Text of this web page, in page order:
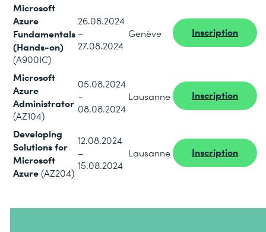
Microsoft
Azure
Fundamentals
(Hands-on)
(A900IC)
26.08.2024
–
27.08.2024
Genève Inscription
Microsoft
Azure
Administrator
(AZ104)
05.08.2024
–
08.08.2024
Lausanne Inscription
Developing
Solutions for
Microsoft
Azure(AZ204)
12.08.2024
–
15.08.2024
Lausanne Inscription